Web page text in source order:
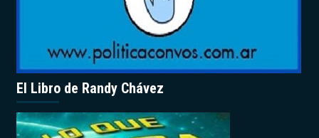
El Libro de Randy Chávez